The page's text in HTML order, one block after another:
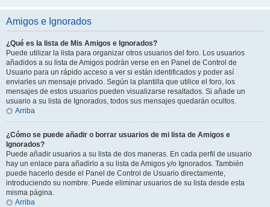
Amigos e Ignorados
¿Qué es la lista de Mis Amigos e Ignorados?
Puede utilizar la lista para organizar otros usuarios del foro. Los usuarios
añadidos a su lista de Amigos podrán verse en en Panel de Control de
Usuario para un rápido acceso a ver si están identificados y poder así
enviarles un mensaje privado. Según la plantilla que utilice el foro, los
mensajes de estos usuarios pueden visualizarse resaltados. Si añade un
usuario a su lista de Ignorados, todos sus mensajes quedarán ocultos.
Arriba
¿Cómo se puede añadir o borrar usuarios de mi lista de Amigos e
Ignorados?
Puede añadir usuarios a su lista de dos maneras. En cada perfil de usuario
hay un enlace para añadirlo a su lista de Amigos y/o Ignorados. También
puede hacerlo desde el Panel de Control de Usuario directamente,
introduciendo su nombre. Puede eliminar usuarios de su lista desde esta
misma página.
Arriba